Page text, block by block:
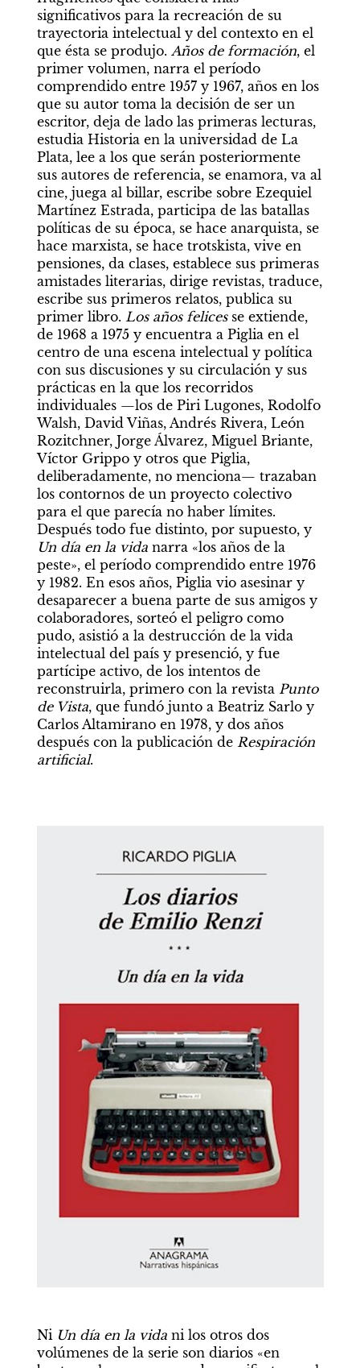
significativos para la recreación de su
trayectoria intelectual y del contexto en el
que ésta se produjo. Años de formación, el
primer volumen, narra el período
comprendido entre 1957 y 1967, años en los
que su autor toma la decisión de ser un
escritor, deja de lado las primeras lecturas,
estudia Historia en la universidad de La
Plata, lee a los que serán posteriormente
sus autores de referencia, se enamora, va al
cine, juega al billar, escribe sobre Ezequiel
Martínez Estrada, participa de las batallas
políticas de su época, se hace anarquista, se
hace marxista, se hace trotskista, vive en
pensiones, da clases, establece sus primeras
amistades literarias, dirige revistas, traduce,
escribe sus primeros relatos, publica su
primer libro. Los años felices se extiende,
de 1968 a 1975 y encuentra a Piglia en el
centro de una escena intelectual y política
con sus discusiones y su circulación y sus
prácticas en la que los recorridos
individuales —los de Piri Lugones, Rodolfo
Walsh, David Viñas, Andrés Rivera, León
Rozitchner, Jorge Álvarez, Miguel Briante,
Víctor Grippo y otros que Piglia,
deliberadamente, no menciona— trazaban
los contornos de un proyecto colectivo
para el que parecía no haber límites.
Después todo fue distinto, por supuesto, y
Un día en la vida narra «los años de la
peste», el período comprendido entre 1976
y 1982. En esos años, Piglia vio asesinar y
desaparecer a buena parte de sus amigos y
colaboradores, sorteó el peligro como
pudo, asistió a la destrucción de la vida
intelectual del país y presenció, y fue
partícipe activo, de los intentos de
reconstruirla, primero con la revista Punto
de Vista, que fundó junto a Beatriz Sarlo y
Carlos Altamirano en 1978, y dos años
después con la publicación de Respiración
artificial.
Ni Un día en la vida ni los otros dos
volúmenes de la serie son diarios «en